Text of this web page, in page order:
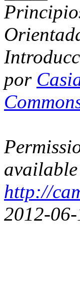
por
http://
2012-